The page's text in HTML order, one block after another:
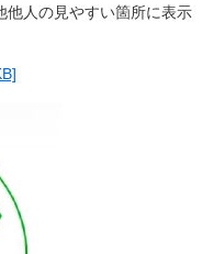
他人の見やすい箇所に表示